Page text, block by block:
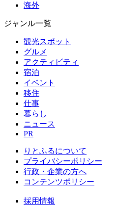
海外
ジャンル一覧
観光スポット
グルメ
アクティビティ
宿泊
イベント
移住
仕事
暮らし
ニュース
PR
りとふるについて
プライバシーポリシー
行政・企業の方へ
コンテンツポリシー
採用情報